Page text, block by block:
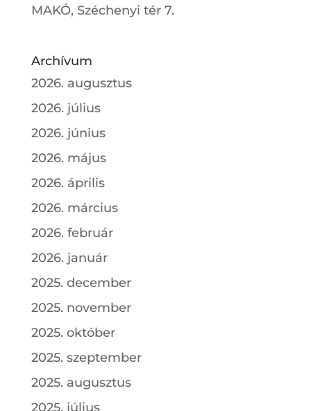
MAKÓ, Széchenyi tér 7.
Archívum
2026. augusztus
2026. július
2026. június
2026. május
2026. április
2026. március
2026. február
2026. január
2025. december
2025. november
2025. október
2025. szeptember
2025. augusztus
2025. július